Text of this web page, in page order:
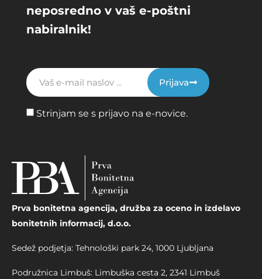
neposredno v vaš e-poštni
nabiralnik!
Strinjam se s prijavo na e-novice.
Prijava
Prva bonitetna agencija, družba za oceno in izdelavo
bonitetnih informacij, d.o.o.
Sedež podjetja: Tehnološki park 24, 1000 Ljubljana
Podružnica Limbuš: Limbuška cesta 2, 2341 Limbuš